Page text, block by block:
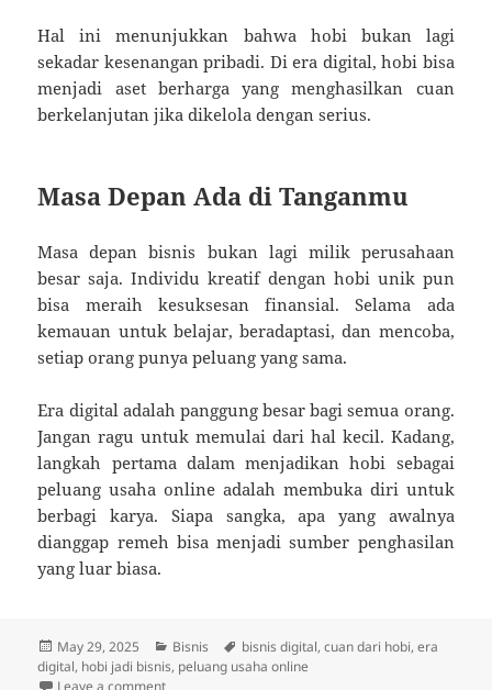
Hal ini menunjukkan bahwa hobi bukan lagi
sekadar kesenangan pribadi. Di era digital, hobi bisa
menjadi aset berharga yang menghasilkan cuan
berkelanjutan jika dikelola dengan serius.
Masa Depan Ada di Tanganmu
Masa depan bisnis bukan lagi milik perusahaan
besar saja. Individu kreatif dengan hobi unik pun
bisa meraih kesuksesan finansial. Selama ada
kemauan untuk belajar, beradaptasi, dan mencoba,
setiap orang punya peluang yang sama.
Era digital adalah panggung besar bagi semua orang.
Jangan ragu untuk memulai dari hal kecil. Kadang,
langkah pertama dalam menjadikan hobi sebagai
peluang usaha online adalah membuka diri untuk
berbagi karya. Siapa sangka, apa yang awalnya
dianggap remeh bisa menjadi sumber penghasilan
yang luar biasa.
Posted
on
May 29, 2025 Categories
Bisnis Tags
bisnis digital,cuan dari hobi,era
digital, hobi jadi bisnis, peluang usaha online
on Menanam Cuan di Era Digital: Saat Hobi